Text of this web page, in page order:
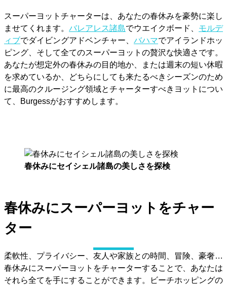
スーパーヨットチャーターは、あなたの春休みを豪勢に楽し
ませてくれます。 バレアレス諸島でウエイクボード、 モルデ
ィブでダイビングアドベンチャー、 バハマでアイランドホッ
ピング、そして全てのスーパーヨットの贅沢な快適さです。
あなたが想定外の春休みの目的地か、または週末の短い休暇
を求めているか、どちらにしても来たるべきシーズンのため
に最高のクルージング領域とチャーターすべきヨットについ
て、Burgessがおすすめします。
春休みにセイシェル諸島の美しさを探検
春休みにスーパーヨットをチャー
ター
柔軟性、プライバシー、友人や家族との時間、冒険、豪奢…
春休みにスーパーヨットをチャーターすることで、あなたは
それら全てを手にすることができます。ビーチホッピングの